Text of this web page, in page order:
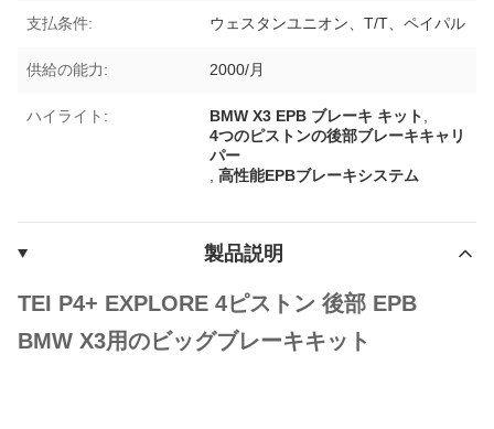
支払条件: ウェスタンユニオン、T/T、ペイパル
供給の能力: 2000/月
ハイライト: BMW X3 EPB ブレーキ キット
4つのピストンの後部ブレーキキャリ
パー
,高性能EPBブレーキシステム
製品説明
TEI P4+ EXPLORE 4ピストン 後部 EPB
BMW X3用のビッグブレーキキット